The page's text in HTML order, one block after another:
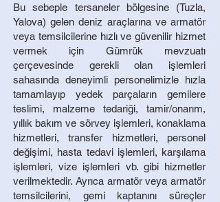
Bu sebeple tersaneler bölgesine (Tuzla,
Yalova) gelen deniz araçlarına ve armatör
veya temsilcilerine hızlı ve güvenilir hizmet
vermek için Gümrük mevzuatı
çerçevesinde gerekli olan işlemleri
sahasında deneyimli personelimizle hızla
tamamlayıp yedek parçaların gemilere
teslimi, malzeme tedariği, tamir/onarım,
yıllık bakım ve sörvey işlemleri, konaklama
hizmetleri, transfer hizmetleri, personel
değişimi, hasta tedavi işlemleri, karşılama
işlemleri, vize işlemleri vb. gibi hizmetler
verilmektedir. Ayrıca armatör veya armatör
temsilcilerini, gemi kaptanını süreçler